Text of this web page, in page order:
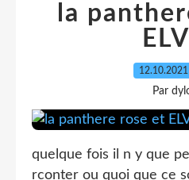
la
12.10.2021
Par
quelque fois il n y que
rconter ou quoi que ce